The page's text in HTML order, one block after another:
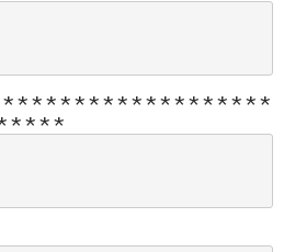
* * * * * * * * * * * * * * * * * * *
* * * *